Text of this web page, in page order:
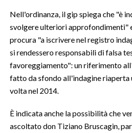
NECROLOGI
PUBBLICITÀ
SPIAGGE
STORE
Nell'ordinanza, il gip spiega che "è
svolgere ulteriori approfondimenti"
procura "a iscrivere nel registro
si rendessero responsabili di falsa
favoreggiamento": un riferimento
fatto da sfondo all'indagine riaperta
volta nel 2014.
È indicata anche la possibilità che
ascoltato don Tiziano Bruscagin,